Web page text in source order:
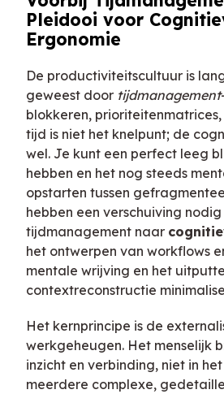
Pleidooi voor
Ergonomie
De productiviteitscultuur is
geweest door tijdmanagement
blokkeren,
tijd is niet het knelpunt; de
wel. Je kunt een perfect leeg
hebben en het nog steeds
opstarten tussen
hebben een verschuiving
tijdmanagement naar
het ontwerpen van workflows
mentale wrijving en het
contextreconstructie
Het kernprincipe is de
werkgeheugen. Het menselijk
inzicht en verbinding, niet in
meerdere complexe,